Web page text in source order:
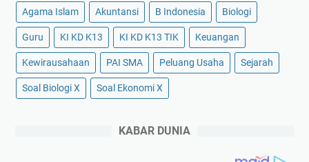
Agama Islam Akuntansi B Indonesia Biologi
Guru KI KD K13 KI KD K13 TIK Keuangan
Kewirausahaan PAI SMA Peluang Usaha Sejarah
Soal Biologi X Soal Ekonomi X
KABAR DUNIA